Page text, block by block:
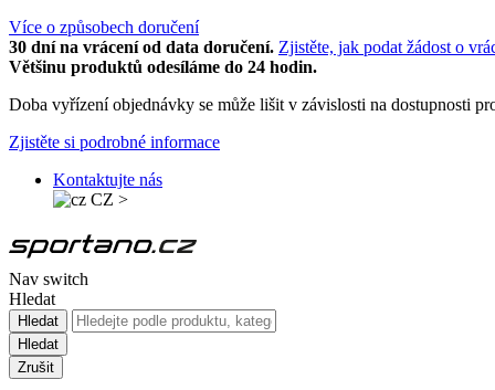
Více o způsobech doručení
30 dní na vrácení od data doručení. Zjistěte, jak podat žádost o
Většinu produktů odesíláme do 24 hodin.
Doba vyřízení objednávky se může lišit v závislosti na dostupnosti
Zjistěte si podrobné informace
Kontaktujte nás
CZ >
Nav switch
Hledat
Hledat
Hledat
Zrušit